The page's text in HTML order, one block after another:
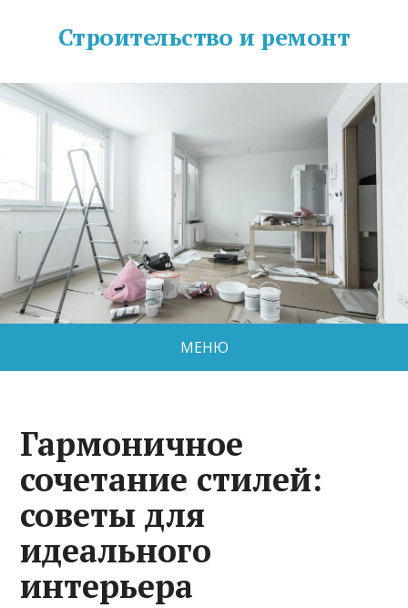
Строительство и ремонт
МЕНЮ
Гармоничное
сочетание стилей:
советы для
идеального
интерьера